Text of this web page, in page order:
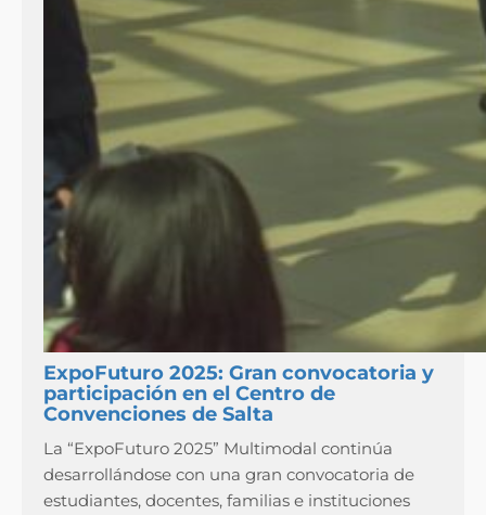
ExpoFuturo 2025: Gran convocatoria y
participación en el Centro de
Convenciones de Salta
La “ExpoFuturo 2025” Multimodal continúa
desarrollándose con una gran convocatoria de
estudiantes, docentes, familias e instituciones